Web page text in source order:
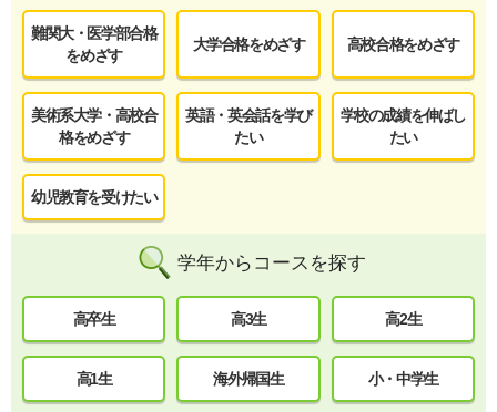
難関大・医学部合格
をめざす
大学合格をめざす 高校合格をめざす
美術系大学・高校合
格をめざす
英語・英会話を学び
たい
学校の成績を伸ばし
たい
幼児教育を受けたい
学年からコースを探す
高卒生 高3生 高2生
高1生 海外帰国生 小・中学生